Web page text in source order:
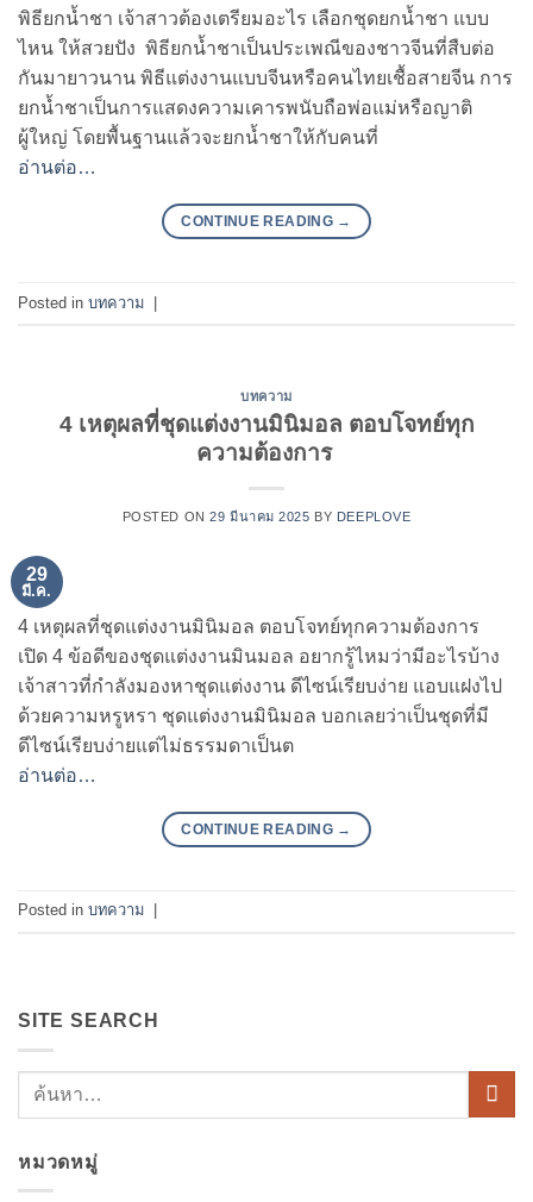
พิธียกน้ำชา เจ้าสาวต้องเตรียมอะไร เลือกชุดยกน้ำชา แบบ
ไหน ให้สวยปัง พิธียกน้ำชาเป็นประเพณีของชาวจีนที่สืบต่อ
กันมายาวนาน พิธีแต่งงานแบบจีนหรือคนไทยเชื้อสายจีน การ
ยกน้ำชาเป็นการแสดงความเคารพนับถือพ่อแม่หรือญาติ
ผู้ใหญ่ โดยพื้นฐานแล้วจะยกน้ำชาให้กับคนที่
อ่านต่อ…
CONTINUE READING →
Posted in บทความ |
บทความ
4 เหตุผลที่ชุดแต่งงานมินิมอล ตอบโจทย์ทุก
ความต้องการ
POSTED ON29 มีนาคม 2025 BY DEEPLOVE
29
มี.ค.
4 เหตุผลที่ชุดแต่งงานมินิมอล ตอบโจทย์ทุกความต้องการ
เปิด 4 ข้อดีของชุดแต่งงานมินมอล อยากรู้ไหมว่ามีอะไรบ้าง
เจ้าสาวที่กำลังมองหาชุดแต่งงาน ดีไซน์เรียบง่าย แอบแฝงไป
ด้วยความหรูหรา ชุดแต่งงานมินิมอล บอกเลยว่าเป็นชุดที่มี
ดีไซน์เรียบง่ายแต่ไม่ธรรมดาเป็นต
อ่านต่อ…
CONTINUE READING →
Posted in บทความ
SITE SEARCH
หมวดหมู่